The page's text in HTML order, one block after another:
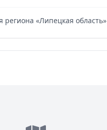
региона «Липецкая область»